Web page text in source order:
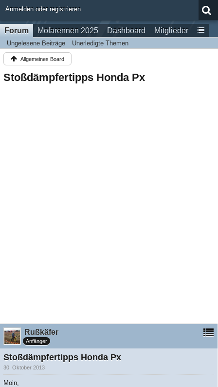
Anmelden oder registrieren
Forum Mofarennen 2025 Dashboard Mitglieder
Ungelesene Beiträge Unerledigte Themen
Allgemeines Board
Stoßdämpfertipps Honda Px
Rußkäfer
Anfänger
Stoßdämpfertipps Honda Px
30. Oktober 2013
Moin,